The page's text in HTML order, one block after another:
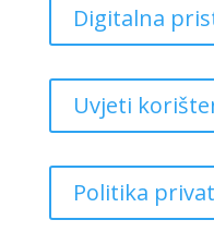
Digitalna
Uvjeti
Politika